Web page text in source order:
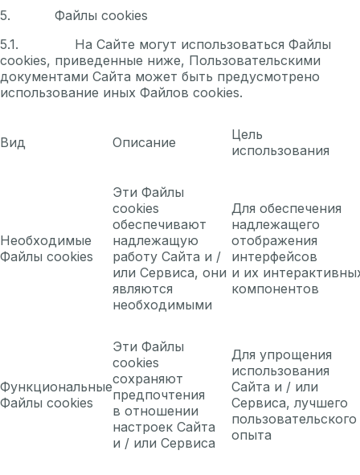
5. Файлы cookies
5.1. На Сайте могут использоваться Файлы
cookies, приведенные ниже, Пользовательскими
документами Сайта может быть предусмотрено
использование иных Файлов cookies.
Вид Описание
Цель
использования
Необходимые
Файлы cookies
Эти Файлы
cookies
обеспечивают
надлежащую
работу Сайта и /
или Сервиса, они
являются
необходимыми
Для обеспечения
надлежащего
отображения
интерфейсов
и их
компонентов
Функциональные
Файлы cookies
Эти Файлы
cookies
сохраняют
предпочтения
в отношении
настроек Сайта
и / или Сервиса
Для упрощения
использования
Сайта и / или
Сервиса, лучшего
пользовательского
опыта